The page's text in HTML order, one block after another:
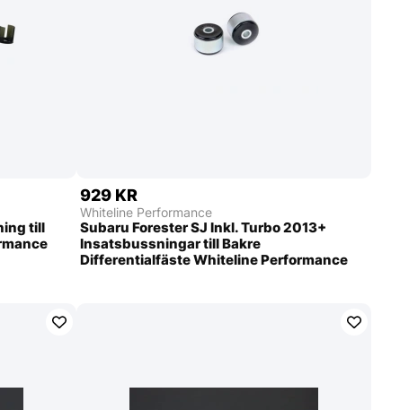
till
929 KR
Whiteline Performance
Subaru Forester SJ Inkl. Turbo 2013+
Insatsbussningar till Bakre
Differentialfäste Whiteline Performance